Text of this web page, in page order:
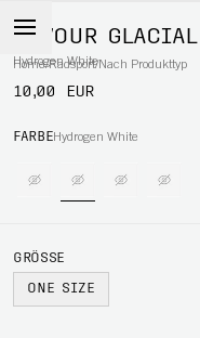
Home/Radsport/Nach Produkttyp
DEVOUR
Hydrogen White
10,00 EUR
FARBEHydrogen White
GRÖSSE
ONE SIZE